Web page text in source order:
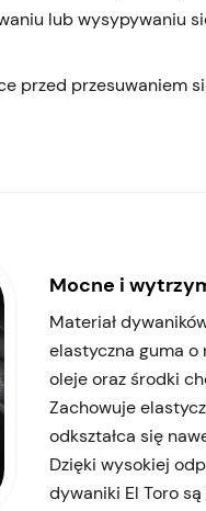
lub wysypywaniu
przed przesuwaniem
Mocne i
Materiał
elastyczna guma o
oleje oraz środki
Zachowuje
odkształca się
Dzięki wysokiej
dywaniki El Toro